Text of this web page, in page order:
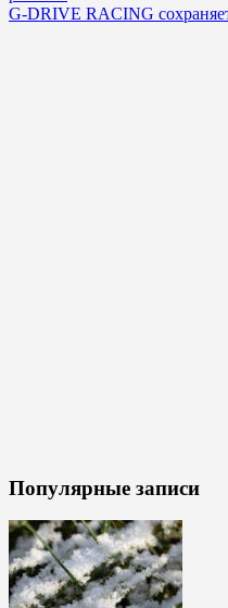
G-DRIVE RACING
Популярные записи